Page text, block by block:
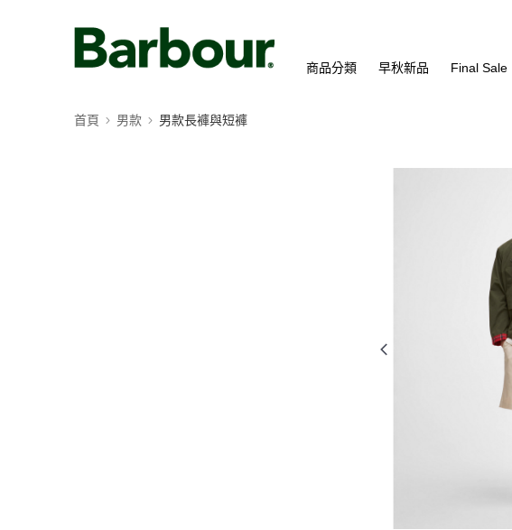
商品分類 早秋新品 Final Sale
首頁 男款 男款長褲與短褲